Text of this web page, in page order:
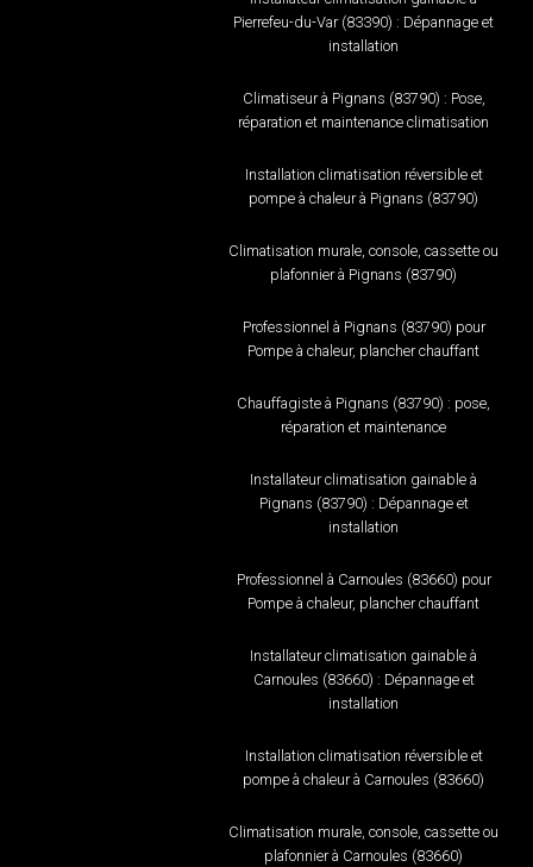
Pierrefeu-du-Var (83390) : Dépannage et
installation
Climatiseur à Pignans (83790) : Pose,
réparation et maintenance climatisation
Installation climatisation réversible et
pompe à chaleur à Pignans (83790)
Climatisation murale, console, cassette ou
plafonnier à Pignans (83790)
Professionnel à Pignans (83790) pour
Pompe à chaleur, plancher chauffant
Chauffagiste à Pignans (83790) : pose,
réparation et maintenance
Installateur climatisation gainable à
Pignans (83790) : Dépannage et
installation
Professionnel à Carnoules (83660) pour
Pompe à chaleur, plancher chauffant
Installateur climatisation gainable à
Carnoules (83660) : Dépannage et
installation
Installation climatisation réversible et
pompe à chaleur à Carnoules (83660)
Climatisation murale, console, cassette ou
plafonnier à Carnoules (83660)